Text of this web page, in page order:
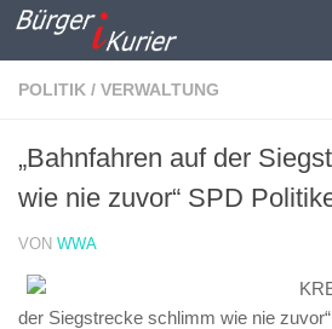
Zum Inhalt springen
POLITIK / VERWALTUNG
„Bahnfahren auf der
wie nie zuvor“ SPD
VON WWA
der Siegstrecke schlimm wie nie